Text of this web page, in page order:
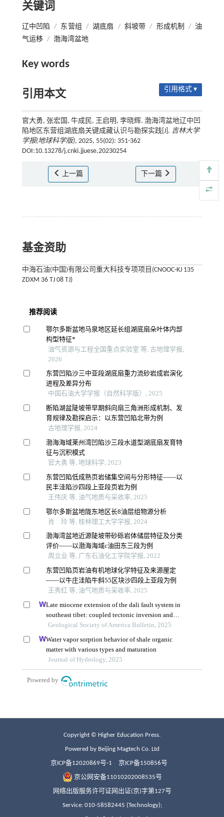
关键词
辽中凹陷 / 东营组 / 湖底扇 / 斜坡带 / 形成机制 / 油
气运移 / 渤海湾盆地
Key words
引用本文 引用格式 ▾
官大勇, 张宏国, 牛成民, 王启明, 李晓辉. 渤海湾盆地辽中凹
陷地区东营组湖底扇关键成藏认识与勘探实践[J]. 吉林大学
学报(地球科学版), 2025, 55(02): 351-362
DOI:10.13278/j.cnki.jjuese.20230254
上一篇 下一篇
基金资助
中海石油(中国)有限公司重大科技专项项目(CNOOC-KJ 135
ZDXM 36 TJ 08 TJ)
Copyright © Higher Education Press.
Powered by Beijing Magtech Co. Ltd
京ICP备12020869号-1 京ICP备150856号
京公网安备11010202008535号
网络出版服务许可证网出证(京)字第127号
Service: 010-58582445 (Technology);